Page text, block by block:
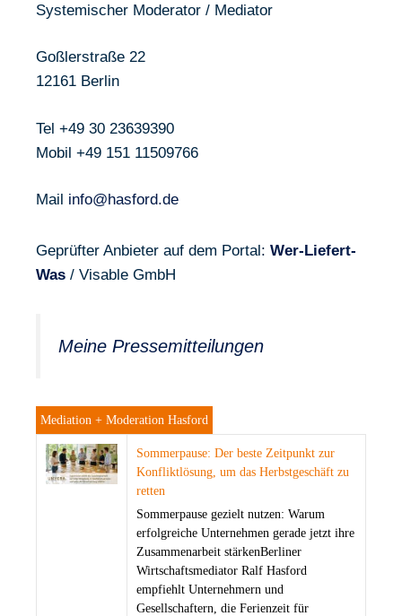
Systemischer Moderator / Mediator
Goßlerstraße 22
12161 Berlin
Tel +49 30 23639390
Mobil +49 151 11509766
Mail info@hasford.de
Geprüfter Anbieter auf dem Portal: Wer-Liefert-
Was / Visable GmbH
Meine Pressemitteilungen
Mediation + Moderation Hasford
Sommerpause: Der beste Zeitpunkt zur
Konfliktlösung, um das Herbstgeschäft zu
retten
Sommerpause gezielt nutzen: Warum
erfolgreiche Unternehmen gerade jetzt ihre
Zusammenarbeit stärkenBerliner
Wirtschaftsmediator Ralf Hasford
empfiehlt Unternehmern und
Gesellschaftern, die Ferienzeit für